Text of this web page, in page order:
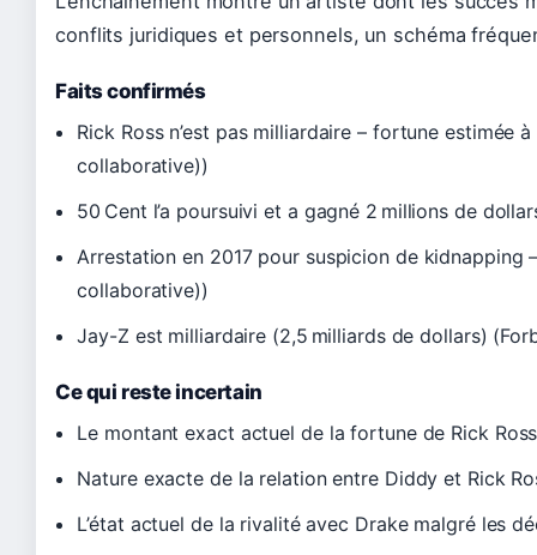
conflits juridiques et personnels, un schéma
Faits confirmés
Rick Ross n’est pas milliardaire – fortune estimée
collaborative))
50 Cent l’a poursuivi et a gagné 2 millions de
Arrestation en 2017 pour suspicion de kidnapping
collaborative))
Jay-Z est milliardaire (2,5 milliards de dollars)
Ce qui reste incertain
Le montant exact actuel de la fortune de Rick
Nature exacte de la relation entre Diddy et Rick
L’état actuel de la rivalité avec Drake malgré les